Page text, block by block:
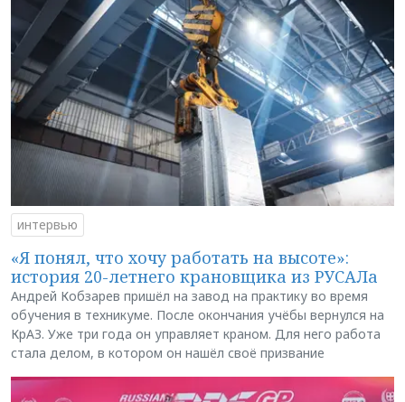
интервью
«Я понял, что хочу работать на высоте»:
история 20-летнего крановщика из РУСАЛа
Андрей Кобзарев пришёл на завод на практику во время
обучения в техникуме. После окончания учёбы вернулся на
КрАЗ. Уже три года он управляет краном. Для него работа
стала делом, в котором он нашёл своё призвание